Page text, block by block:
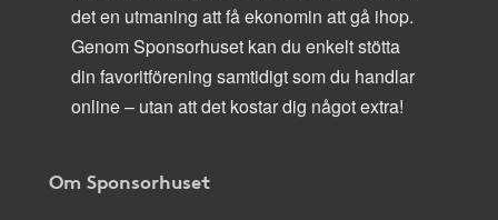
det en utmaning att få ekonomin att gå ihop.
Genom Sponsorhuset kan du enkelt stötta
din favoritförening samtidigt som du handlar
online – utan att det kostar dig något extra!
Om Sponsorhuset